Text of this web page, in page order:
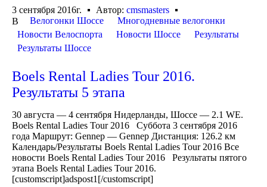
3 сентября 2016г.
Автор: cmsmasters
В
Велогонки Шоссе
Многодневные велогонки
Новости Велоспорта
Новости Шоссе
Результаты
Результаты Шоссе
Boels Rental Ladies Tour 2016.
Результаты 5 этапа
30 августа — 4 сентября Нидерланды, Шоссе — 2.1 WE.
Boels Rental Ladies Tour 2016 Суббота 3 сентября 2016
года Маршрут: Gennep — Gennep Дистанция: 126.2 км
Календарь/Результаты Boels Rental Ladies Tour 2016 Все
новости Boels Rental Ladies Tour 2016 Результаты пятого
этапа Boels Rental Ladies Tour 2016.
[customscript]adspost1[/customscript]